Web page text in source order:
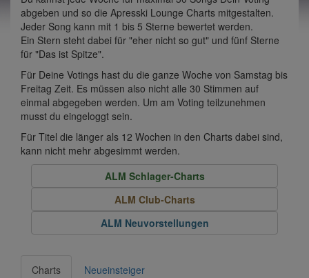
abgeben und so die Apresski Lounge Charts mitgestalten.
Jeder Song kann mit 1 bis 5 Sterne bewertet werden.
Ein Stern steht dabei für "eher nicht so gut" und fünf Sterne
für "Das ist Spitze".
Für Deine Votings hast du die ganze Woche von Samstag bis
Freitag Zeit. Es müssen also nicht alle 30 Stimmen auf
einmal abgegeben werden. Um am Voting teilzunehmen
musst du eingeloggt sein.
Für Titel die länger als 12 Wochen in den Charts dabei sind,
kann nicht mehr abgesimmt werden.
ALM Schlager-Charts
ALM Club-Charts
ALM Neuvorstellungen
Charts Neueinsteiger